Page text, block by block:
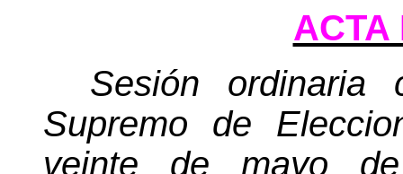
ACTA
Sesión ordinaria
Supremo de
veinte de mayo